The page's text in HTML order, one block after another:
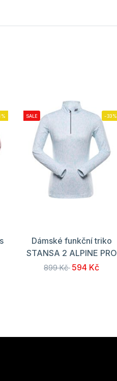
SALE -33%
Dámské funkční triko
STANSA 2 ALPINE PRO
899 Kč 594 Kč